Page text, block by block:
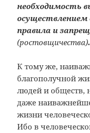
необходимость
осуществлением
правила и
(ростовщичества).
К тому же,
благополучной
людей и обществ,
даже
жизни
Ибо в